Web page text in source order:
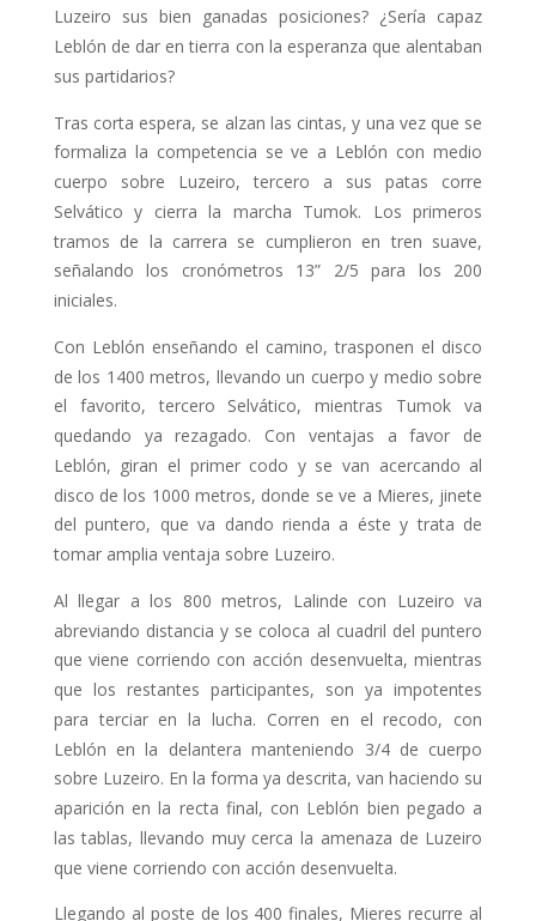
Luzeiro sus bien ganadas posiciones? ¿Sería capaz
Leblón de dar en tierra con la esperanza que alenta­ban
sus partidarios?
Tras corta espera, se alzan las cintas, y una vez que se
formaliza la competencia se ve a Leblón con medio
cuerpo sobre Luzeiro, tercero a sus patas corre
Selvático y cierra la marcha Tumok. Los primeros
tramos de la carrera se cumplieron en tren suave,
señalando los cronómetros 13” 2/5 para los 200
iniciales.
Con Leblón enseñando el camino, trasponen el disco
de los 1400 metros, lle­vando un cuerpo y medio sobre
el favo­rito, tercero Selvático, mientras Tumok va
quedando ya rezagado. Con ventajas a favor de
Leblón, giran el primer codo y se van acercando al
disco de los 1000 metros, donde se ve a Mieres, ji­nete
del puntero, que va dando rienda a éste y trata de
tomar amplia ventaja sobre Luzeiro.
Al llegar a los 800 metros, Lalinde con Luzeiro va
abreviando distancia y se coloca al cuadril del puntero
que vie­ne corriendo con acción desenvuelta, mientras
que los restantes participan­tes, son ya impotentes
para terciar en la lucha. Corren en el recodo, con
Leblón en la delantera manteniendo 3/4 de cuerpo
sobre Luzeiro. En la forma ya descrita, van haciendo su
aparición en la recta final, con Leblón bien pegado a
las tablas, llevando muy cerca la amenaza de Luzeiro
que viene corriendo con acción desenvuelta.
Llegando al poste de los 400 finales, Mieres recurre al